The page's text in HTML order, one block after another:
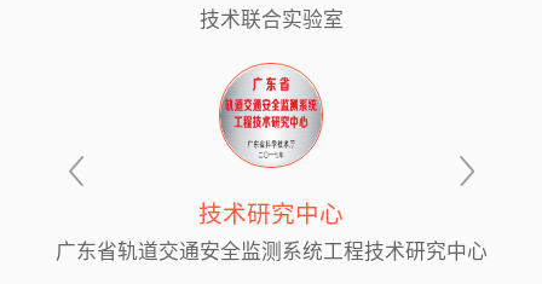
技术联合实验室
技术研究中心
广东省轨道交通安全监测系统工程技术研究中心